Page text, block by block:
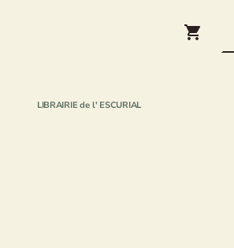
LIBRAIRIE de l' ESCURIAL